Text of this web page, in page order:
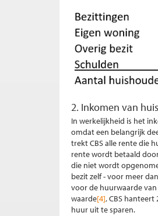
2. Inkomen van
In werkelijkheid is het
omdat een belangrijk
trekt CBS alle rente die
rente wordt betaald
die niet wordt
bezit zelf - voor meer
voor de huurwaarde
waarde[4], CBS hanteert
huur uit te sparen.